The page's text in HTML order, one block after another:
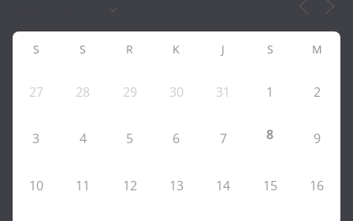
S S R K J S M
27 28 29 30 31 1 2
3 4 5 6 7 8 9
10 11 12 13 14 15 16